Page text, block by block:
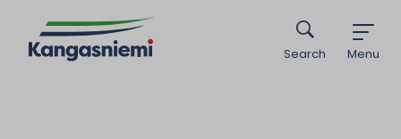
Menu
Search